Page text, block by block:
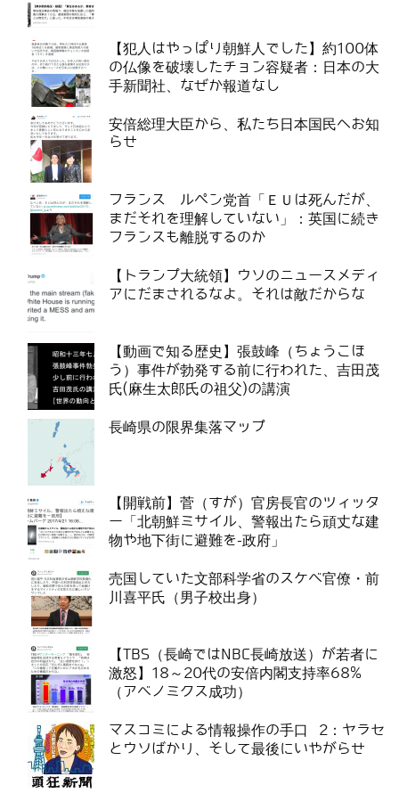
【犯人はやっぱり朝鮮人でした】約100体
の仏像を破壊したチョン容疑者：日本の大
手新聞社、なぜか報道なし
安倍総理大臣から、私たち日本国民へお知
らせ
フランス ルペン党首「ＥＵは死んだが、
まだそれを理解していない」：英国に続き
フランスも離脱するのか
【トランプ大統領】ウソのニュースメディ
アにだまされるなよ。それは敵だからな
【動画で知る歴史】張鼓峰（ちょうこほ
う）事件が勃発する前に行われた、吉田茂
氏(麻生太郎氏の祖父)の講演
長崎県の限界集落マップ
【開戦前】菅（すが）官房長官のツィッタ
ー「北朝鮮ミサイル、警報出たら頑丈な建
物や地下街に避難を-政府」
売国していた文部科学省のスケベ官僚・前
川喜平氏（男子校出身）
【TBS（長崎ではNBC長崎放送）が若者に
激怒】18～20代の安倍内閣支持率68%
（アベノミクス成功）
マスコミによる情報操作の手口 2：ヤラセ
とウソばかり、そして最後にいやがらせ